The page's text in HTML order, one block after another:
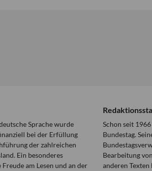
Sprache wurde
bei der Erfüllung
der zahlreichen
Ein besonderes
am Lesen und an der
Schon seit
Bundestag.
Bearbeitung
anderen